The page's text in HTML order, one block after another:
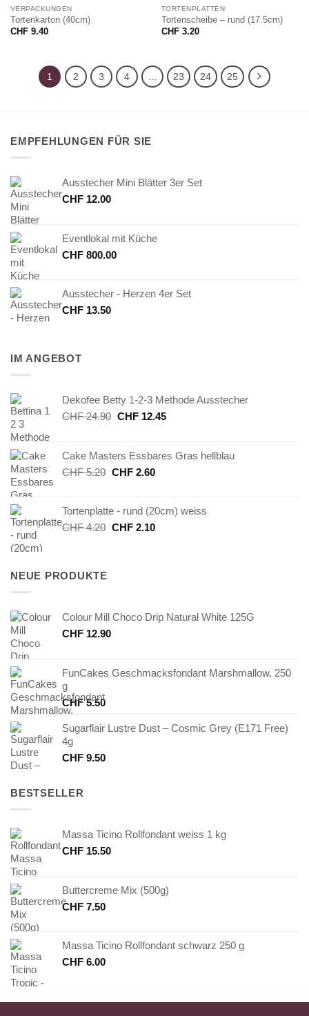
VERPACKUNGEN
Tortenkarton (40cm)
CHF9.40
TORTENPLATTEN
Tortenscheibe – rund (17.5cm)
CHF3.20
1 2 3 4 23 24 25
EMPFEHLUNGEN FÜR SIE
Ausstecher Mini Blätter 3er Set
CHF 12.00
Eventlokal mit Küche
CHF 800.00
Ausstecher - Herzen 4er Set
CHF 13.50
IM ANGEBOT
Dekofee Betty 1-2-3 Methode Ausstecher
CHF24.90 Ursprünglicher
CHF 24.90
CHF12.45Aktueller
CHF 12.45.
Cake Masters Essbares Gras hellblau
CHF5.20 Ursprünglicher
CHF 5.20
CHF2.60Aktueller
CHF 2.60.
Tortenplatte - rund (20cm) weiss
CHF4.20 Ursprünglicher
CHF2.10Aktueller
NEUE PRODUKTE
Colour Mill Choco Drip Natural White 125G
CHF 12.90
FunCakes Geschmacksfondant Marshmallow, 250
g
CHF5.50
Sugarflair Lustre Dust – Cosmic Grey (E171 Free)
4g
CHF 9.50
BESTSELLER
Massa Ticino Rollfondant weiss 1 kg
CHF 15.50
Buttercreme Mix (500g)
CHF 7.50
Massa Ticino Rollfondant schwarz 250 g
CHF 6.00